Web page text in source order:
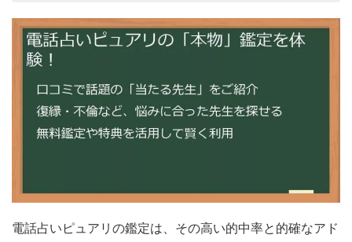
電話占いピュアリの鑑定は、その高い的中率と的確なアド